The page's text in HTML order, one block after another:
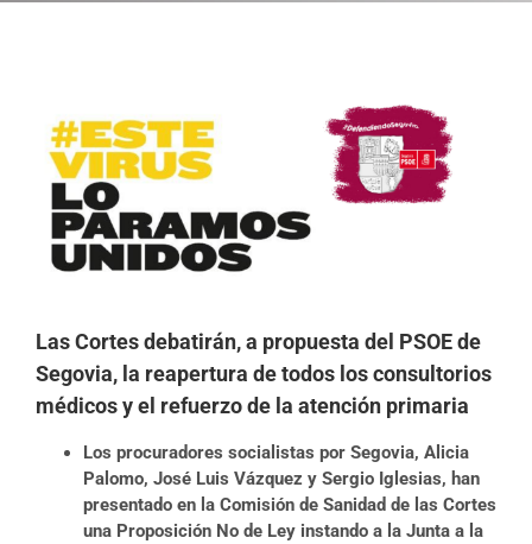
más
grande
Las Cortes debatirán, a propuesta del PSOE de
Segovia, la reapertura de todos los consultorios
médicos y el refuerzo de la atención primaria
Los procuradores socialistas por Segovia, Alicia
Palomo, José Luis Vázquez y Sergio Iglesias, han
presentado en la Comisión de Sanidad de las Cortes
una Proposición No de Ley instando a la Junta a la